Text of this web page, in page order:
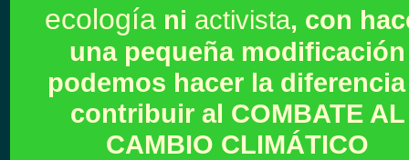
ecología ni activista, con
una pequeña modificación
podemos hacer la
contribuir al COMBATE AL
CAMBIO CLIMÁTICO